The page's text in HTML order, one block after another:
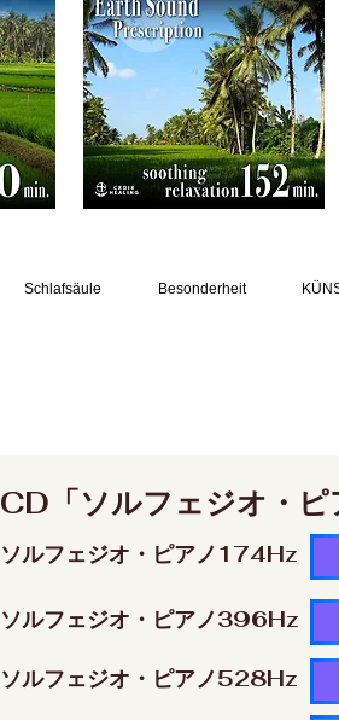
Schlafsäule Besonderheit
CD「ソルフェジオ・
ソルフェジオ・ピアノ174Hz
ソルフェジオ・ピアノ396Hz
ソルフェジオ・ピアノ528Hz